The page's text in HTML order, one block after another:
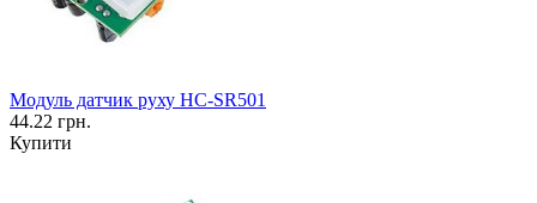
Модуль датчик руху HC-SR501
44.22 грн.
Купити